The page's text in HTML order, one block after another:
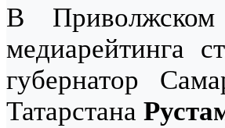
В
медиарейтинга
губернатор
Татарстана